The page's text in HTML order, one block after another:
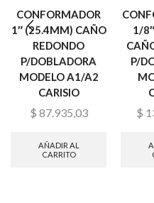
CONFORMADOR
1″ (25.4MM) CAÑO
REDONDO
P/DOBLADORA
MODELO A1/A2
CARISIO
$ 87.935,03
AÑADIR AL
CARRITO
1/
P/
$